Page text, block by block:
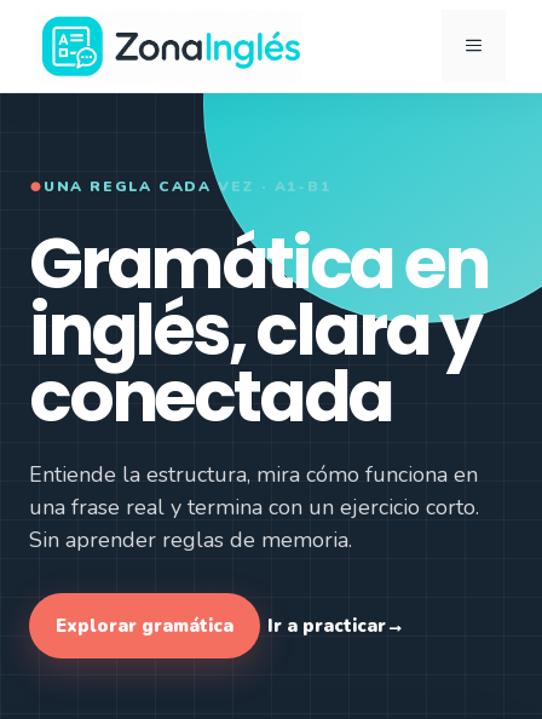
Saltar
contenido
Ir
de
ZonaInglés
MENÚ
●UNA REGLA CADA VEZ · A1-B1
Gramática en
inglés, clara y
conectada
Entiende la estructura, mira cómo funciona en
una frase real y termina con un ejercicio corto.
Sin aprender reglas de memoria.
Explorar gramática Ir a practicar→